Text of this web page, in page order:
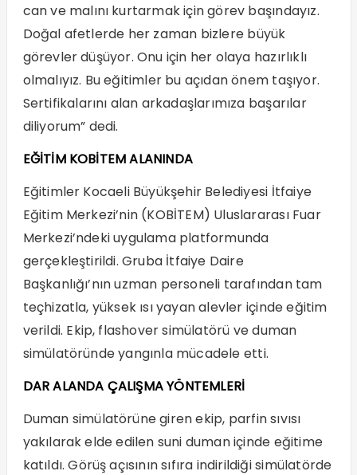
can ve malını kurtarmak için görev başındayız.
Doğal afetlerde her zaman bizlere büyük
görevler düşüyor. Onu için her olaya hazırlıklı
olmalıyız. Bu eğitimler bu açıdan önem taşıyor.
Sertifikalarını alan arkadaşlarımıza başarılar
diliyorum” dedi.
EĞİTİM KOBİTEM ALANINDA
Eğitimler Kocaeli Büyükşehir Belediyesi İtfaiye
Eğitim Merkezi’nin (KOBİTEM) Uluslararası Fuar
Merkezi’ndeki uygulama platformunda
gerçekleştirildi. Gruba İtfaiye Daire
Başkanlığı’nın uzman personeli tarafından tam
teçhizatla, yüksek ısı yayan alevler içinde eğitim
verildi. Ekip, flashover simülatörü ve duman
simülatöründe yangınla mücadele etti.
DAR ALANDA ÇALIŞMA YÖNTEMLERİ
Duman simülatörüne giren ekip, parfin sıvısı
yakılarak elde edilen suni duman içinde eğitime
katıldı. Görüş açısının sıfıra indirildiği simülatörde